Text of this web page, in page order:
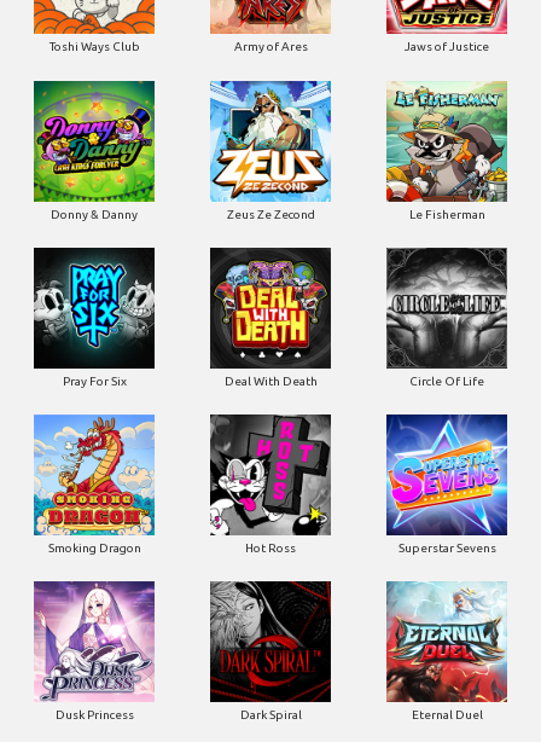
Toshi Ways Club Army of Ares Jaws of Justice
Donny & Danny Zeus Ze Zecond Le Fisherman
Pray For Six Deal With Death Circle Of Life
Smoking Dragon Hot Ross Superstar Sevens
Dusk Princess Dark Spiral Eternal Duel